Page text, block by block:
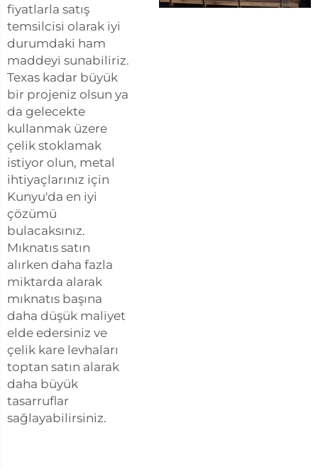
fiyatlarla satış
temsilcisi olarak iyi
durumdaki ham
maddeyi sunabiliriz.
Texas kadar büyük
bir projeniz olsun ya
da gelecekte
kullanmak üzere
çelik stoklamak
istiyor olun, metal
ihtiyaçlarınız için
Kunyu'da en iyi
çözümü
bulacaksınız.
Mıknatıs satın
alırken daha fazla
miktarda alarak
mıknatıs başına
daha düşük maliyet
elde edersiniz ve
çelik kare levhaları
toptan satın alarak
daha büyük
tasarruflar
sağlayabilirsiniz.